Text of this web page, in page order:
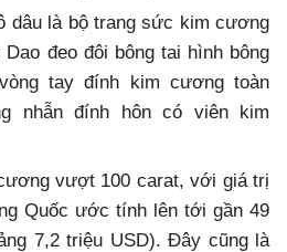
dâu là bộ trang sức kim cương
đeo đôi bông tai hình bông
tay đính kim cương toàn
nhẫn đính hôn có viên kim
vượt 100 carat, với giá trị
Quốc ước tính lên tới gần 49
7,2 triệu USD). Đây cũng là